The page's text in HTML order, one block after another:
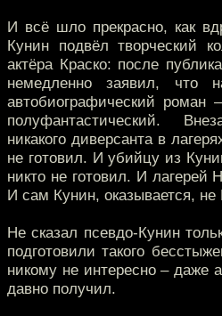
И всё шло прекрасно, как
Кунин подвёл творческий
актёра Краско: после
немедленно заявил, что
автобиографический
полуфантастический.
никакого диверсанта в
не готовил. И убийцу из
никто не готовил. И лагерей
И сам Кунин, оказывается, не
Не сказал псевдо-Кунин
подготовили такого
никому не интересно – даже
давно получил.